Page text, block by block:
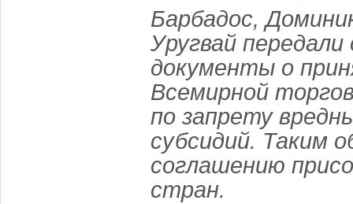
Барбадос,
Уругвай
документы о
Всемирной
по запрету
субсидий. Таким
соглашению
стран.